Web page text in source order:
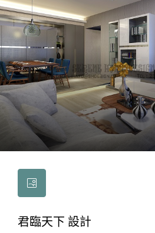
君臨天下 設計